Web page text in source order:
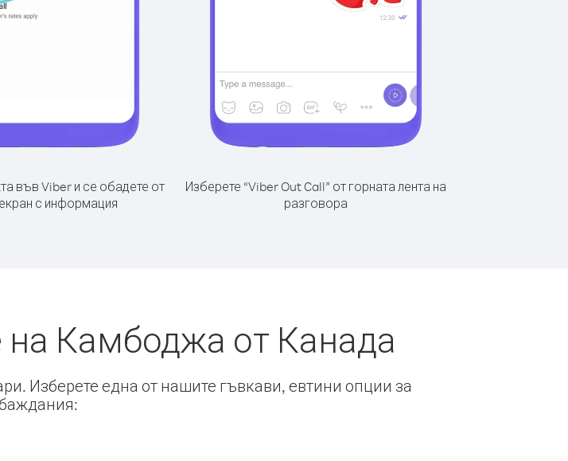
във Viber и се обадете от
с информация
Изберете “Viber Out Call” от горната лента на
разговора
Камбоджа от Канада
Изберете една от нашите гъвкави, евтини опции за